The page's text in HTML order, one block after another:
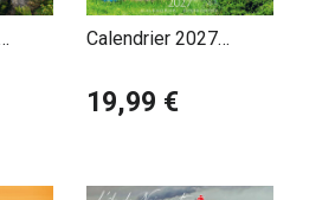
Calendrier 2027
Provençale
19,99 €